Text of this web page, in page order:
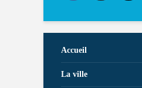
Accueil
La ville